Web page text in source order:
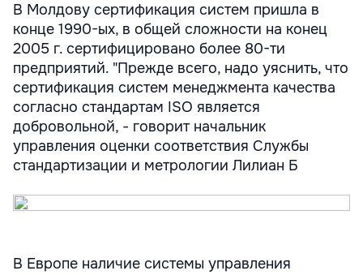
В Молдову сертификация систем пришла в
конце 1990-ых, в общей сложности на конец
2005 г. сертифицировано более 80-ти
предприятий. "Прежде всего, надо уяснить, что
сертификация систем менеджмента качества
согласно стандартам ISO является
добровольной, - говорит начальник
управления оценки соответствия Службы
стандартизации и метрологии Лилиан Б
В Европе наличие системы управления